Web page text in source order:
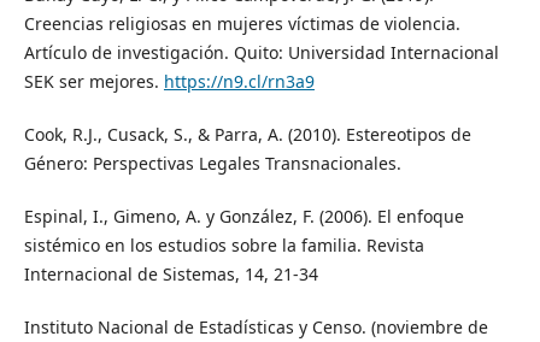
Creencias religiosas en mujeres víctimas de violencia.
Artículo de investigación. Quito: Universidad Internacional
SEK ser mejores. https://n9.cl/rn3a9
Cook, R.J., Cusack, S., & Parra, A. (2010). Estereotipos de
Género: Perspectivas Legales Transnacionales.
Espinal, I., Gimeno, A. y González, F. (2006). El enfoque
sistémico en los estudios sobre la familia. Revista
Internacional de Sistemas, 14, 21-34
Instituto Nacional de Estadísticas y Censo. (noviembre de